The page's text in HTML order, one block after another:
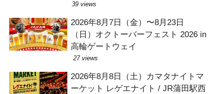
39 views
2026年8月7日（金）〜8月23日
（日）オクトーバーフェスト 2026 in
高輪ゲートウェイ
27 views
2026年8月8日（土）カマタナイトマ
ーケット レゲエナイト / JR蒲田駅西